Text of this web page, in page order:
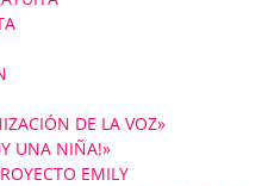
DE LA VOZ»
UNA NIÑA!»
EMILY